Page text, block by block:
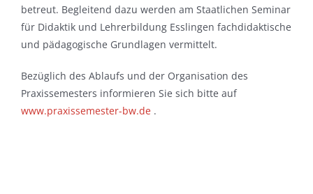
betreut. Begleitend dazu werden am Staatlichen Seminar
für Didaktik und Lehrerbildung Esslingen fachdidaktische
und pädagogische Grundlagen vermittelt.
Bezüglich des Ablaufs und der Organisation des
Praxissemesters informieren Sie sich bitte auf
www.praxissemester-bw.de.